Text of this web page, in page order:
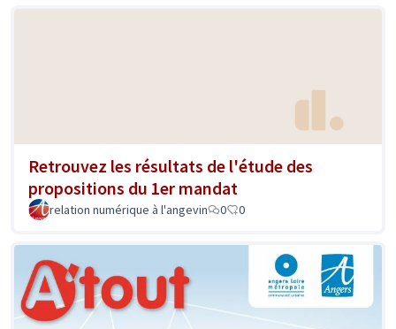
Retrouvez les résultats de l'étude des
propositions du 1er mandat
relation numérique à l'angevin 0 0